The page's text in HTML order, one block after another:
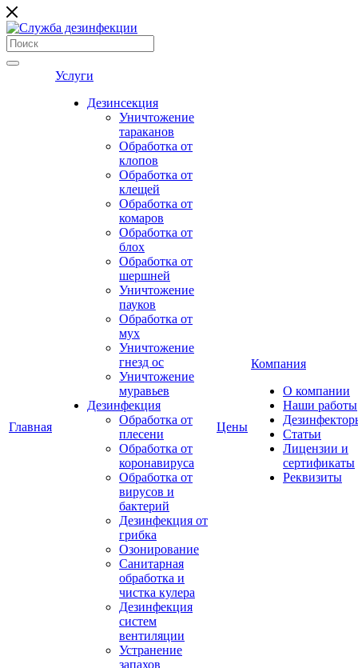
Главная
Услуги
Дезинсекция
Уничтожение
тараканов
Обработка от
клопов
Обработка от
клещей
Обработка от
комаров
Обработка от
блох
Обработка от
шершней
Уничтожение
пауков
Обработка от
мух
Уничтожение
гнезд ос
Уничтожение
муравьев
Дезинфекция
Обработка от
плесени
Обработка от
коронавируса
Обработка от
вирусов и
бактерий
Дезинфекция от
грибка
Озонирование
Санитарная
обработка и
чистка кулера
Дезинфекция
систем
вентиляции
Устранение
запахов
Цены
Компания
О компании
Наши работы
Статьи
Лицензии и
сертификаты
Реквизиты